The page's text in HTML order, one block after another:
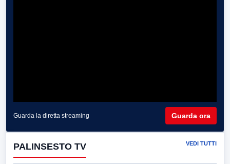
Guarda la diretta streaming Guarda ora
PALINSESTO TV VEDI TUTTI